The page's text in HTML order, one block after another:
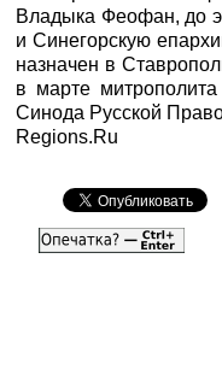
Владыка Феофан, до
и Синегорскую
назначен в
в марте
Синода Русской
Regions.Ru